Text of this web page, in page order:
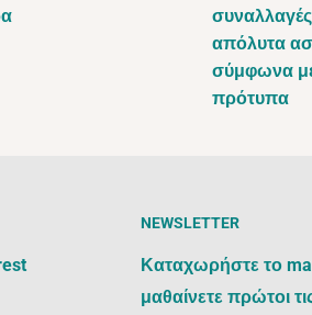
συναλλαγές
απόλυτα
σύμφωνα
πρότυπα
NEWSLETTER
Καταχωρήστε το
μαθαίνετε πρώτοι